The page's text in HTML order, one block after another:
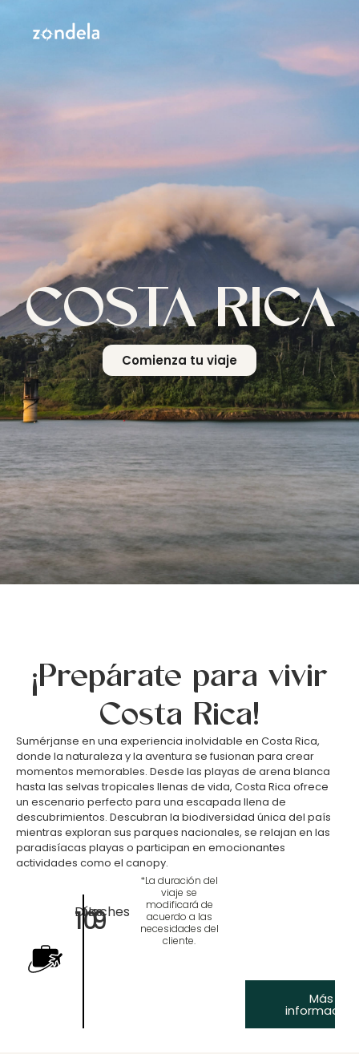
COSTA RICA
Comienza tu viaje
¡Prepárate para vivir
Costa Rica!
Sumérjanse en una experiencia inolvidable en Costa Rica,
donde la naturaleza y la aventura se fusionan para crear
momentos memorables. Desde las playas de arena blanca
hasta las selvas tropicales llenas de vida, Costa Rica ofrece
un escenario perfecto para una escapada llena de
descubrimientos. Descubran la biodiversidad única del país
mientras exploran sus parques nacionales, se relajan en las
paradisíacas playas o participan en emocionantes
actividades como el canopy.
Días
10
Noches
9
*La duración del
viaje se
modificará de
acuerdo a las
necesidades del
cliente.
Más
información